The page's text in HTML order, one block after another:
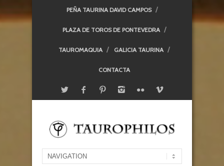
PEÑA TAURINA DAVID CAMPOS
PLAZA DE TOROS DE PONTEVEDRA
TAUROMAQUIA GALICIA TAURINA
CONTACTA